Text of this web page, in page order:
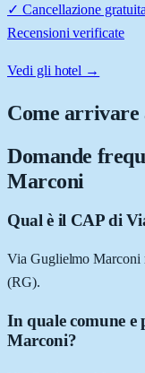
✓ Cancellazione gratuita
Recensioni verificate
Vedi gli hotel →
Come
Domande
Marconi
Qual è il CAP di
Via Guglielmo Marconi
(RG).
In quale comune
Marconi?